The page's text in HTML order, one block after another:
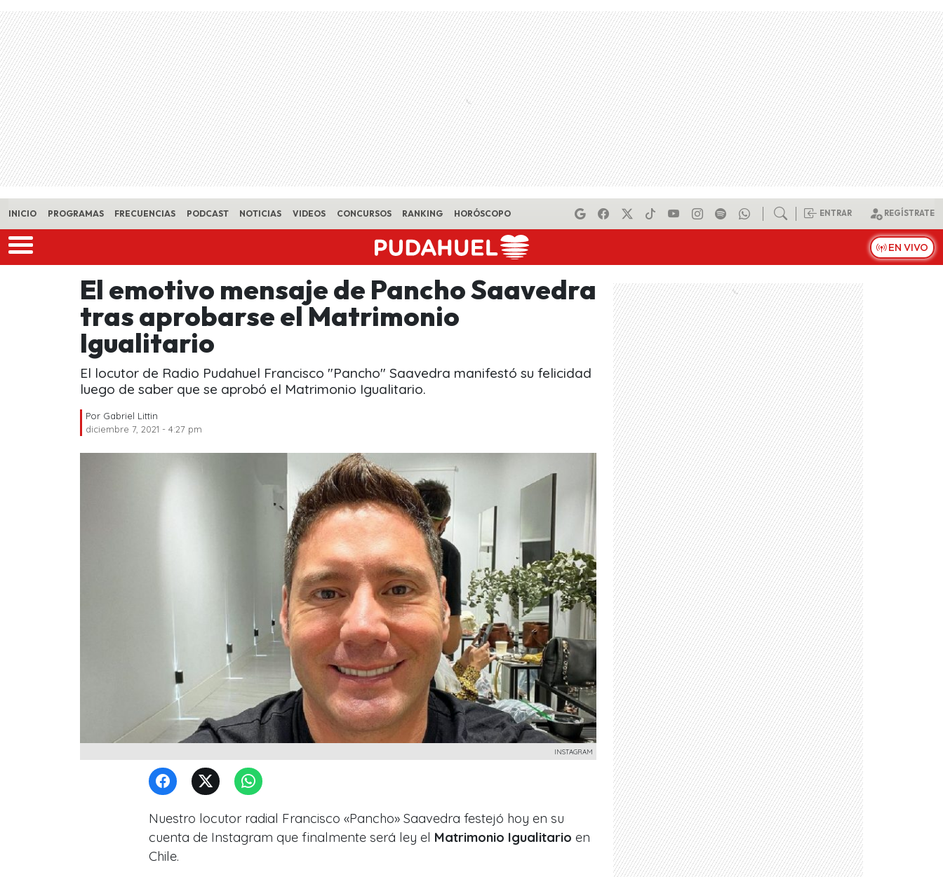
Skip to main content
INICIO PROGRAMAS FRECUENCIAS PODCAST NOTICIAS VIDEOS CONCURSOS RANKING HORÓSCOPO ENTRAR REGÍSTRATE
EN VIVO
El emotivo mensaje de Pancho Saavedra
tras aprobarse el Matrimonio
Igualitario
El locutor de Radio Pudahuel Francisco "Pancho" Saavedra manifestó su felicidad
luego de saber que se aprobó el Matrimonio Igualitario.
Por Gabriel Littin
diciembre 7, 2021 - 4:27 pm
INSTAGRAM
Nuestro locutor radial Francisco «Pancho» Saavedra festejó hoy en su
cuenta de Instagram que finalmente será ley el Matrimonio Igualitario en
Chile.